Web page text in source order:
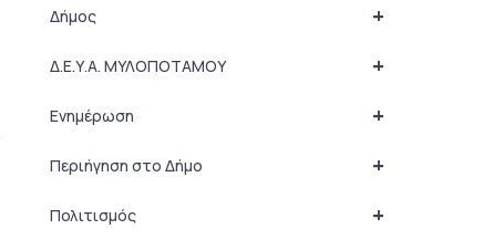
+
Δήμος
+
Δ.Ε.Υ.Α. ΜΥΛΟΠΟΤΑΜΟΥ
+
Ενημέρωση
+
Περιήγηση στο Δήμο
+
Πολιτισμός